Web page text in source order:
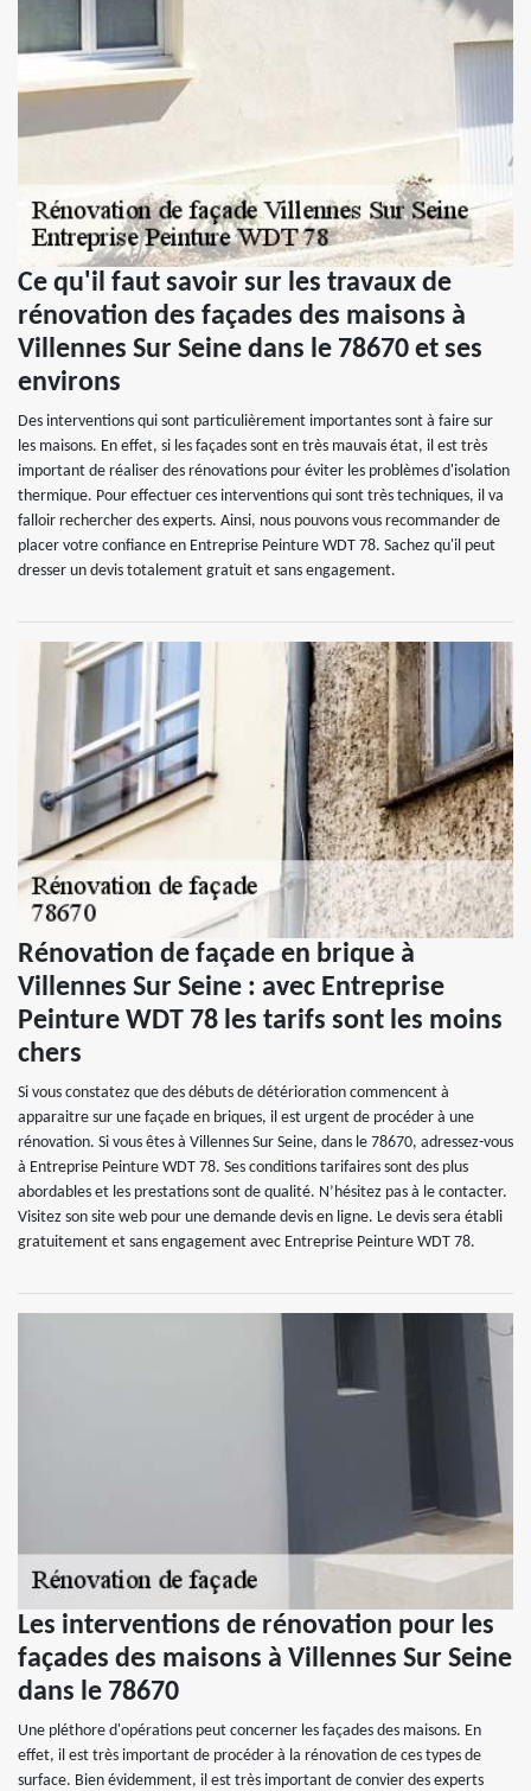
Ce qu'il faut savoir sur les travaux de
rénovation des façades des maisons à
Villennes Sur Seine dans le 78670 et ses
environs
Des interventions qui sont particulièrement importantes sont à faire sur
les maisons. En effet, si les façades sont en très mauvais état, il est très
important de réaliser des rénovations pour éviter les problèmes d'isolation
thermique. Pour effectuer ces interventions qui sont très techniques, il va
falloir rechercher des experts. Ainsi, nous pouvons vous recommander de
placer votre confiance en Entreprise Peinture WDT 78. Sachez qu'il peut
dresser un devis totalement gratuit et sans engagement.
Rénovation de façade en brique à
Villennes Sur Seine : avec Entreprise
Peinture WDT 78 les tarifs sont les moins
chers
Si vous constatez que des débuts de détérioration commencent à
apparaitre sur une façade en briques, il est urgent de procéder à une
rénovation. Si vous êtes à Villennes Sur Seine, dans le 78670, adressez-vous
à Entreprise Peinture WDT 78. Ses conditions tarifaires sont des plus
abordables et les prestations sont de qualité. N’hésitez pas à le contacter.
Visitez son site web pour une demande devis en ligne. Le devis sera établi
gratuitement et sans engagement avec Entreprise Peinture WDT 78.
Les interventions de rénovation pour les
façades des maisons à Villennes Sur Seine
dans le 78670
Une pléthore d'opérations peut concerner les façades des maisons. En
effet, il est très important de procéder à la rénovation de ces types de
surface. Bien évidemment, il est très important de convier des experts